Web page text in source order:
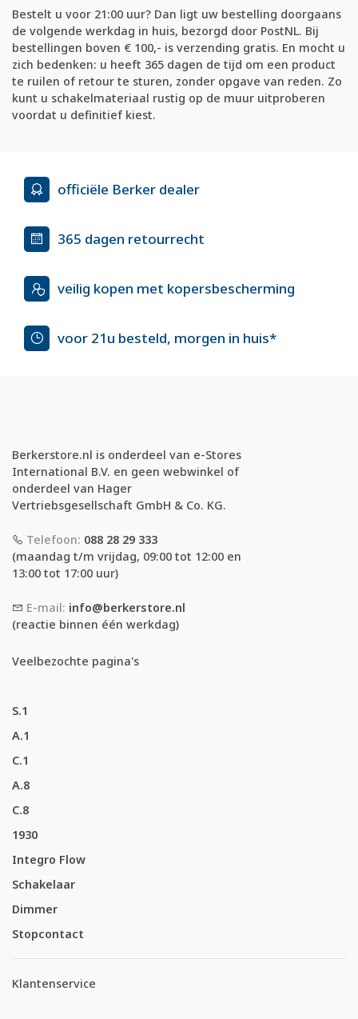
Bestelt u voor 21:00 uur? Dan ligt uw bestelling doorgaans
de volgende werkdag in huis, bezorgd door PostNL. Bij
bestellingen boven € 100,- is verzending gratis. En mocht u
zich bedenken: u heeft 365 dagen de tijd om een product
te ruilen of retour te sturen, zonder opgave van reden. Zo
kunt u schakelmateriaal rustig op de muur uitproberen
voordat u definitief kiest.
officiële Berker dealer
365 dagen retourrecht
veilig kopen met kopersbescherming
voor 21u besteld, morgen in huis*
Berkerstore.nl is onderdeel van e-Stores
International B.V. en geen webwinkel of
onderdeel van Hager
Vertriebsgesellschaft GmbH & Co. KG.
Telefoon: 088 28 29 333
(maandag t/m vrijdag, 09:00 tot 12:00 en
13:00 tot 17:00 uur)
E-mail: info@berkerstore.nl
(reactie binnen één werkdag)
Veelbezochte pagina's
S.1
A.1
C.1
A.8
C.8
1930
Integro Flow
Schakelaar
Dimmer
Stopcontact
Klantenservice